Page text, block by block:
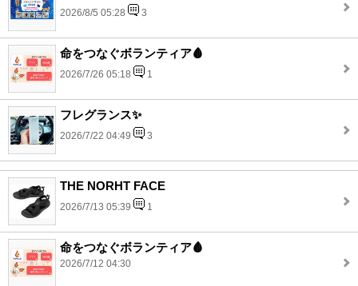
2026/8/5 05:28 3
命をつなぐボランティア🩸
2026/7/26 05:18 1
フレグランス✨
2026/7/22 04:49 3
THE NORHT FACE
2026/7/13 05:39 1
命をつなぐボランティア🩸
2026/7/12 04:30